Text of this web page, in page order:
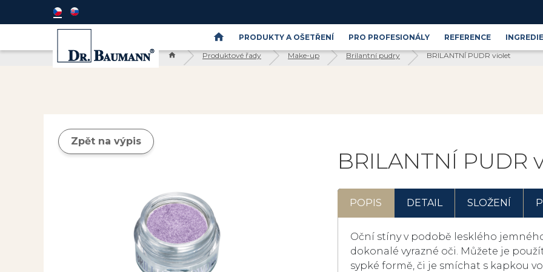
PRODUKTY A OŠETŘENÍ PRO PROFESIONÁLY REFERENCE
Produktové řady Make-up Brilantní pudry BRILANTNÍ PUDR violet
Zpět na výpis
BRILANTNÍ PUDR
POPIS DETAIL SLOŽENÍ
Oční stíny v podobě lesklého
dokonalé vyrazné oči. Můžete je
sypké formě, či je smíchat s kapkou